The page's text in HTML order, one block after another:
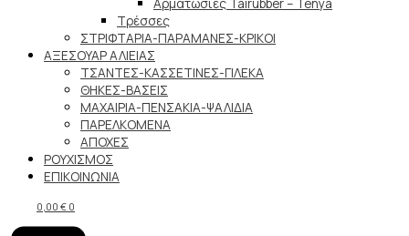
Τρέσσες
ΣΤΡΙΦΤΑΡΙΑ-ΠΑΡΑΜΑΝΕΣ-ΚΡΙΚΟΙ
ΑΞΕΣΟΥΑΡ ΑΛΙΕΙΑΣ
ΤΣΑΝΤΕΣ-ΚΑΣΣΕΤΙΝΕΣ-ΓΙΛΕΚΑ
ΘΗΚΕΣ-ΒΑΣΕΙΣ
ΜΑΧΑΙΡΙΑ-ΠΕΝΣΑΚΙΑ-ΨΑΛΙΔΙΑ
ΠΑΡΕΛΚΟΜΕΝΑ
ΑΠΟΧΕΣ
ΡΟΥΧΙΣΜΟΣ
ΕΠΙΚΟΙΝΩΝΙΑ
0,00 € 0